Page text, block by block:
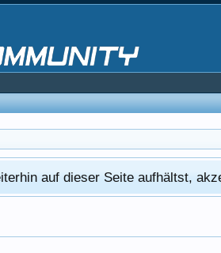
auf dieser Seite aufhältst,